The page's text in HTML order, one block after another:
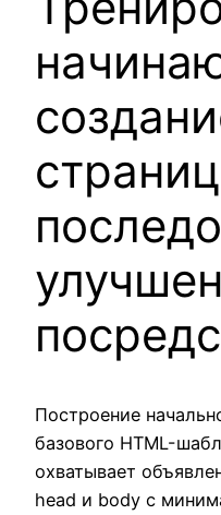
Построение
базового HTML-
охватывает
head и body с